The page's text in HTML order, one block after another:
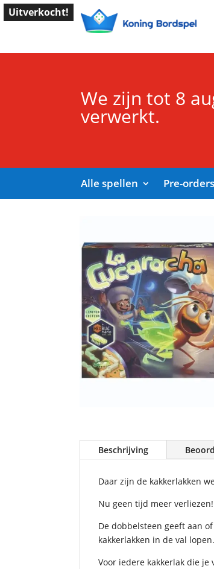
We zijn tot 8
verwerkt.
Alle spellen Pre-orders
Uitverkocht!
Start /Shop/Kinderspellen /
Beschrijving
Daar zijn de kakkerlakken
Nu geen tijd meer
De dobbelsteen geeft aan
kakkerlakken in de val lopen.
Voor iedere kakkerlak die